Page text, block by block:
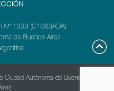
Nº 1333 (C1063ADA)
de Buenos Aires
Ciudad Autónoma de Buenos